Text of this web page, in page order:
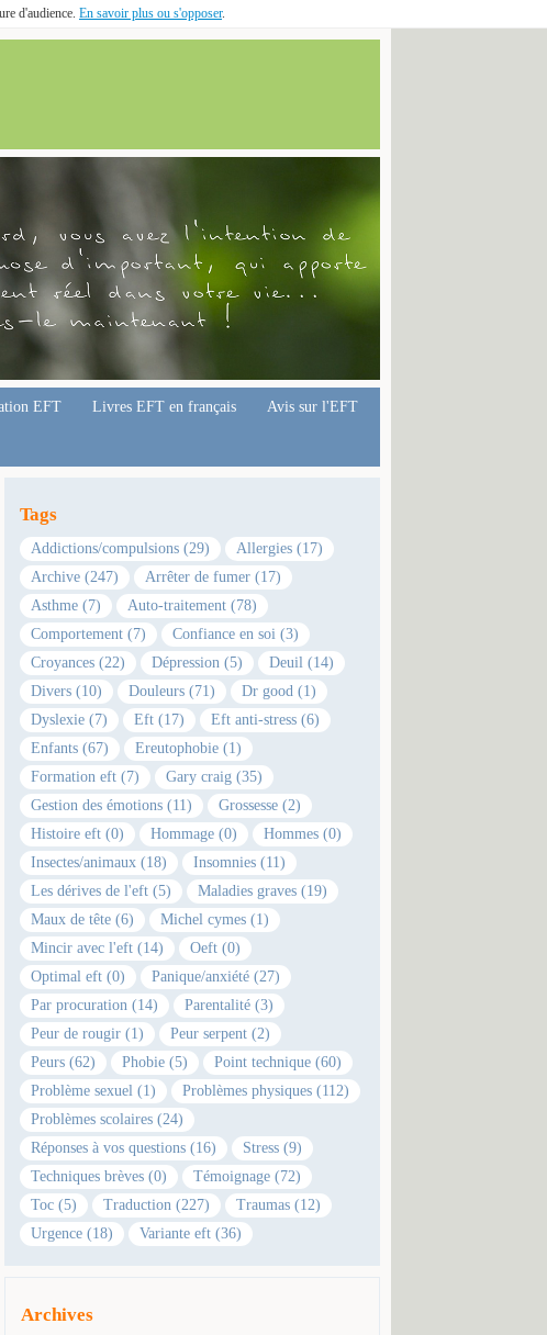
d'audience. En savoir plus ou s'opposer.
EFT Livres EFT en français Avis sur l'EFT
Tags
Addictions/compulsions (29)
Allergies (17)
Archive (247)
Arrêter de fumer (17)
Asthme (7)
Auto-traitement (78)
Comportement (7)
Confiance en soi (3)
Croyances (22)
Dépression (5)
Deuil (14)
Divers (10)
Douleurs (71)
Dr good (1)
Dyslexie (7)
Eft (17)
Eft anti-stress (6)
Enfants (67)
Ereutophobie (1)
Formation eft (7)
Gary craig (35)
Gestion des émotions (11)
Grossesse (2)
Histoire eft (0)
Hommage (0)
Hommes (0)
Insectes/animaux (18)
Insomnies (11)
Les dérives de l'eft (5)
Maladies graves (19)
Maux de tête (6)
Michel cymes (1)
Mincir avec l'eft (14)
Oeft (0)
Optimal eft (0)
Panique/anxiété (27)
Par procuration (14)
Parentalité (3)
Peur de rougir (1)
Peur serpent (2)
Peurs (62)
Phobie (5)
Point technique (60)
Problème sexuel (1)
Problèmes physiques (112)
Problèmes scolaires (24)
Réponses à vos questions (16)
Stress (9)
Techniques brèves (0)
Témoignage (72)
Toc (5)
Traduction (227)
Traumas (12)
Urgence (18)
Variante eft (36)
Archives